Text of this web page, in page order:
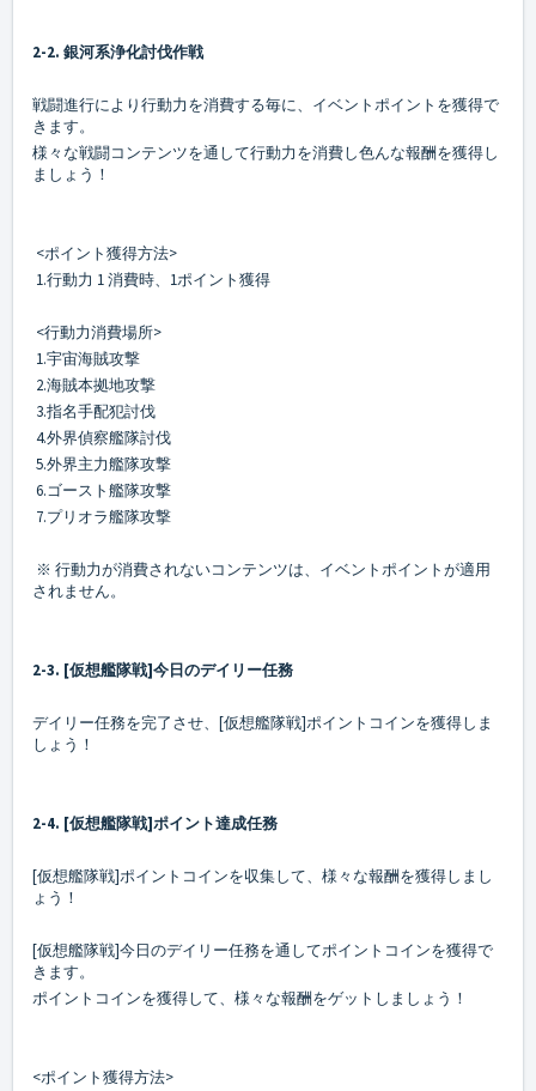
2-2. 銀河系浄化討伐作戦
戦闘進行により行動力を消費する毎に、イベントポイントを獲得で
きます。
様々な戦闘コンテンツを通して行動力を消費し色んな報酬を獲得し
ましょう！
<ポイント獲得方法>
1.行動力 1 消費時、1ポイント獲得
<行動力消費場所>
1.宇宙海賊攻撃
2.海賊本拠地攻撃
3.指名手配犯討伐
4.外界偵察艦隊討伐
5.外界主力艦隊攻撃
6.ゴースト艦隊攻撃
7.プリオラ艦隊攻撃
※ 行動力が消費されないコンテンツは、イベントポイントが適用
されません。
2-3. [仮想艦隊戦]今日のデイリー任務
デイリー任務を完了させ、[仮想艦隊戦]ポイントコインを獲得しま
しょう！
2-4. [仮想艦隊戦]ポイント達成任務
[仮想艦隊戦]ポイントコインを収集して、様々な報酬を獲得しまし
ょう！
[仮想艦隊戦]今日のデイリー任務を通してポイントコインを獲得で
きます。
ポイントコインを獲得して、様々な報酬をゲットしましょう！
<ポイント獲得方法>